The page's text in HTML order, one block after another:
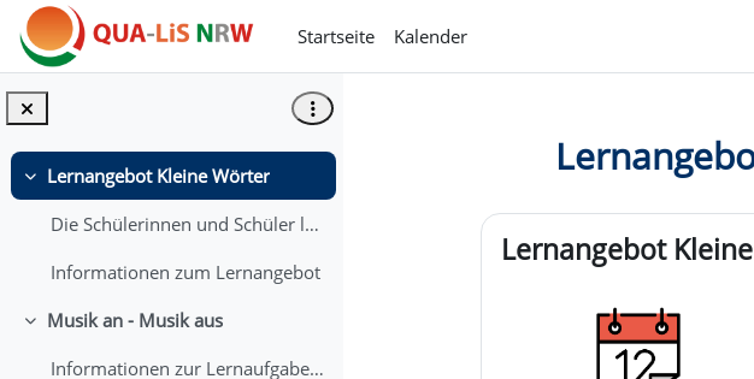
Zum Hauptinhalt
Startseite
Kalender
Einklappen
Lernangebot Kleine Wörter
Die Schülerinnen und Schüler lernen spielerisch da...
Informationen zum Lernangebot
Einklappen
Musik an - Musik aus
Informationen zur Lernaufgabe "Musik an- Musik aus" (analog)
Lernangebot